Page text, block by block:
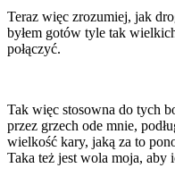
Teraz więc zrozumiej, jak
byłem gotów tyle tak
połączyć.
Tak więc stosowna do tych
przez grzech ode mnie,
wielkość kary, jaką za to
Taka też jest wola moja, aby